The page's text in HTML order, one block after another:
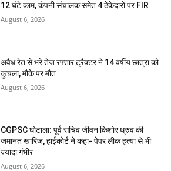
12 घंटे काम, कंपनी संचालक समेत 4 ठेकेदारों पर FIR
August 6, 2026
अवैध रेत से भरे तेज रफ्तार ट्रैक्टर ने 14 वर्षीय छात्रा को
कुचला, मौके पर मौत
August 6, 2026
CGPSC घोटाला: पूर्व सचिव जीवन किशोर ध्रुव की
जमानत खारिज, हाईकोर्ट ने कहा- पेपर लीक हत्या से भी
ज्यादा गंभीर
August 6, 2026